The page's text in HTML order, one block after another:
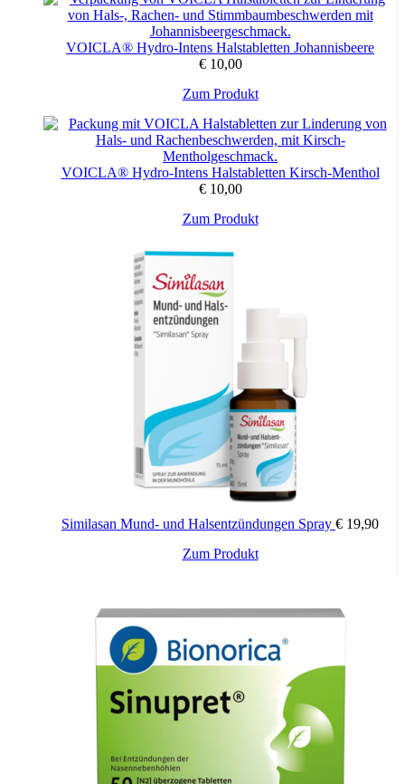
Packungsinhalt: 60 Stück, 30 Stück
VOICLA® Hydro-Intens Halstabletten Johannisbeere
€10,00
Zum Produkt
VOICLA® Hydro-Intens Halstabletten Kirsch-Menthol
€10,00
Zum Produkt
Similasan Mund- und Halsentzündungen Spray € 19,90
Zum Produkt